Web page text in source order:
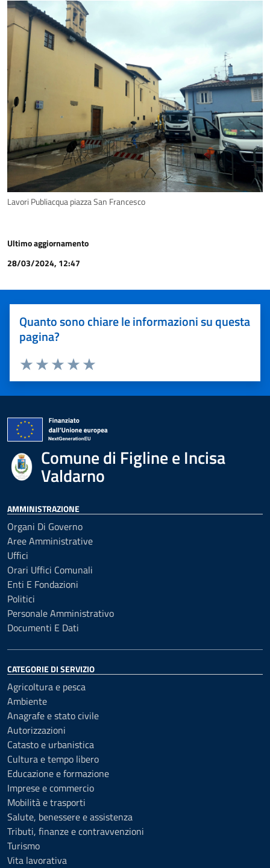
Lavori Publiacqua piazza San Francesco
Ultimo aggiornamento
28/03/2024, 12:47
Quanto sono chiare le informazioni su questa
pagina?
Valuta 5 stelle su 5
Valuta 4 stelle su 5
Valuta 3 stelle su 5
Valuta 2 stelle su 5
Valuta 1 stelle su 5
Comune di Figline e Incisa
Valdarno
AMMINISTRAZIONE
Organi Di Governo
Aree Amministrative
Uffici
Orari Uffici Comunali
Enti E Fondazioni
Politici
Personale Amministrativo
Documenti E Dati
CATEGORIE DI SERVIZIO
Agricoltura e pesca
Ambiente
Anagrafe e stato civile
Autorizzazioni
Catasto e urbanistica
Cultura e tempo libero
Educazione e formazione
Imprese e commercio
Mobilità e trasporti
Salute, benessere e assistenza
Tributi, finanze e contravvenzioni
Turismo
Vita lavorativa